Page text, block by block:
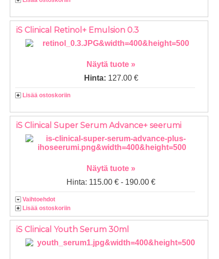
iS Clinical Retinol+ Emulsion 0.3
Näytä tuote »
Hinta: 127.00 €
Lisää ostoskoriin
iS Clinical Super Serum Advance+ seerumi
Näytä tuote »
Hinta: 115.00 € - 190.00 €
Vaihtoehdot
Lisää ostoskoriin
iS Clinical Youth Serum 30ml